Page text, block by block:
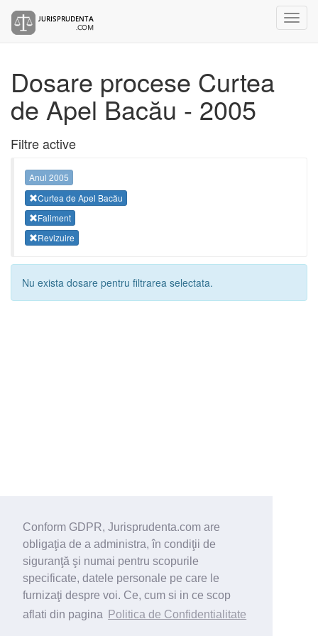
Conform GDPR, Jurisprudenta.com are
obligaţia de a administra, în condiţii de
siguranţă şi numai pentru scopurile
specificate, datele personale pe care le
furnizaţi despre voi. Ce, cum si in ce scop
aflati din pagina
Politica de Confidentialitate
Dosare procese Curtea
de Apel Bacău - 2005
Filtre active
Anul 2005
Curtea de Apel Bacău
Faliment
Revizuire
Nu exista dosare pentru filtrarea selectata.